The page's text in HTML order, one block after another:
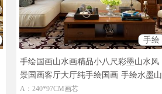
手绘
手绘国画山水画精品小八尺彩墨山水风
景国画客厅大厅纯手绘国画 手绘水墨山
水风景国画
A：240*97CM画芯